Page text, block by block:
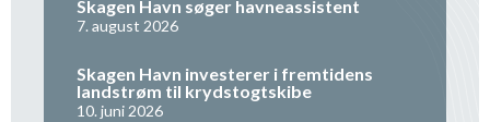
Skagen Havn søger havneassistent
7. august 2026
Skagen Havn investerer i fremtidens
landstrøm til krydstogtskibe
10. juni 2026